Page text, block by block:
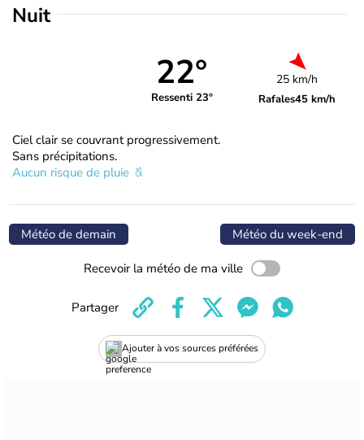
Nuit
22°
Ressenti 23°
25 km/h
Rafales45 km/h
Ciel clair se couvrant progressivement.
Sans précipitations.
Aucun risque de pluie
Météo de demain Météo du week-end
Recevoir la météo de ma ville
Ajouter à vos sources préférées
Partager